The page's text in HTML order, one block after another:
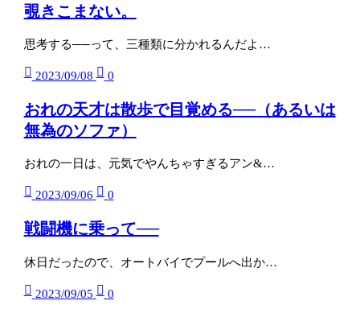
覗きこまない。
思考する──って、三種類に分かれるんだよ…
2023/09/08 0
おれの天才は散歩で目覚める──（あるいは
無為のソファ）
おれの一日は、元気でやんちゃすぎるアン&…
2023/09/06 0
戦闘機に乗って──
休日だったので、オートバイでプールへ出か…
2023/09/05 0